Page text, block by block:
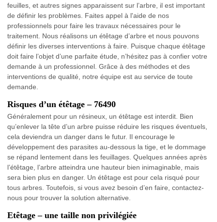
feuilles, et autres signes apparaissent sur l’arbre, il est important
de définir les problèmes. Faites appel à l'aide de nos
professionnels pour faire les travaux nécessaires pour le
traitement. Nous réalisons un étêtage d’arbre et nous pouvons
définir les diverses interventions à faire. Puisque chaque étêtage
doit faire l’objet d’une parfaite étude, n’hésitez pas à confier votre
demande à un professionnel. Grâce à des méthodes et des
interventions de qualité, notre équipe est au service de toute
demande.
Risques d’un étêtage – 76490
Généralement pour un résineux, un étêtage est interdit. Bien
qu’enlever la tête d’un arbre puisse réduire les risques éventuels,
cela deviendra un danger dans le futur. Il encourage le
développement des parasites au-dessous la tige, et le dommage
se répand lentement dans les feuillages. Quelques années après
l’étêtage, l’arbre atteindra une hauteur bien inimaginable, mais
sera bien plus en danger. Un étêtage est pour cela risqué pour
tous arbres. Toutefois, si vous avez besoin d’en faire, contactez-
nous pour trouver la solution alternative.
Etêtage – une taille non privilégiée